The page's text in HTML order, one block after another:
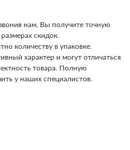
нам, Вы получите точную
скидок.
количеству в упаковке.
характер и могут отличаться
товара. Полную
у наших специалистов.